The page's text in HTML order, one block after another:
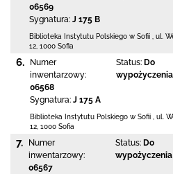
06569
Sygnatura: J 175 B
Biblioteka Instytutu Polskiego w Sofii
ul.
12 1000 Sofia
6.
Numer
inwentarzowy:
06568
Sygnatura: J 175 A
Status: Do
wypożyczenia
Biblioteka Instytutu Polskiego w Sofii
ul.
12 1000 Sofia
7.
Numer
inwentarzowy:
06567
Status: Do
wypożyczenia